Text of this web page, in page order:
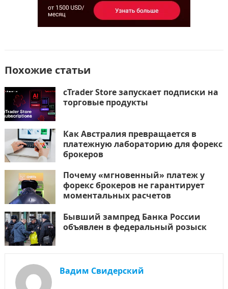
Похожие статьи
cTrader Store запускает подписки на
торговые продукты
Как Австралия превращается в
платежную лабораторию для форекс
брокеров
Почему «мгновенный» платеж у
форекс брокеров не гарантирует
моментальных расчетов
Бывший зампред Банка России
объявлен в федеральный розыск
Вадим Свидерский